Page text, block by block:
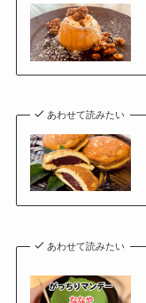
あわせて読みたい
あわせて読みたい